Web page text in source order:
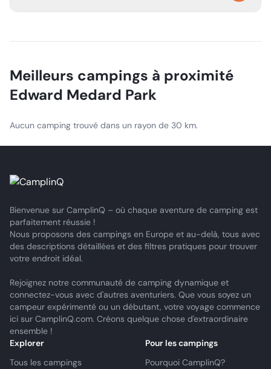
park’s entry station.
Meilleurs campings à proximité
Edward Medard Park
Aucun camping trouvé dans un rayon de 30 km.
Bienvenue sur CamplinQ – où chaque aventure de camping est
parfaitement réussie !
Nous proposons des campings en Europe et au-delà, tous avec
des descriptions détaillées et des filtres pratiques pour trouver
votre endroit idéal.
Rejoignez notre communauté de camping dynamique et
connectez-vous avec d'autres aventuriers. Que vous soyez un
campeur expérimenté ou un débutant, votre voyage commence
ici sur CamplinQ.com. Créons quelque chose d'extraordinaire
ensemble !
Explorer
Tous les campings
Pour les campings
Pourquoi CamplinQ?